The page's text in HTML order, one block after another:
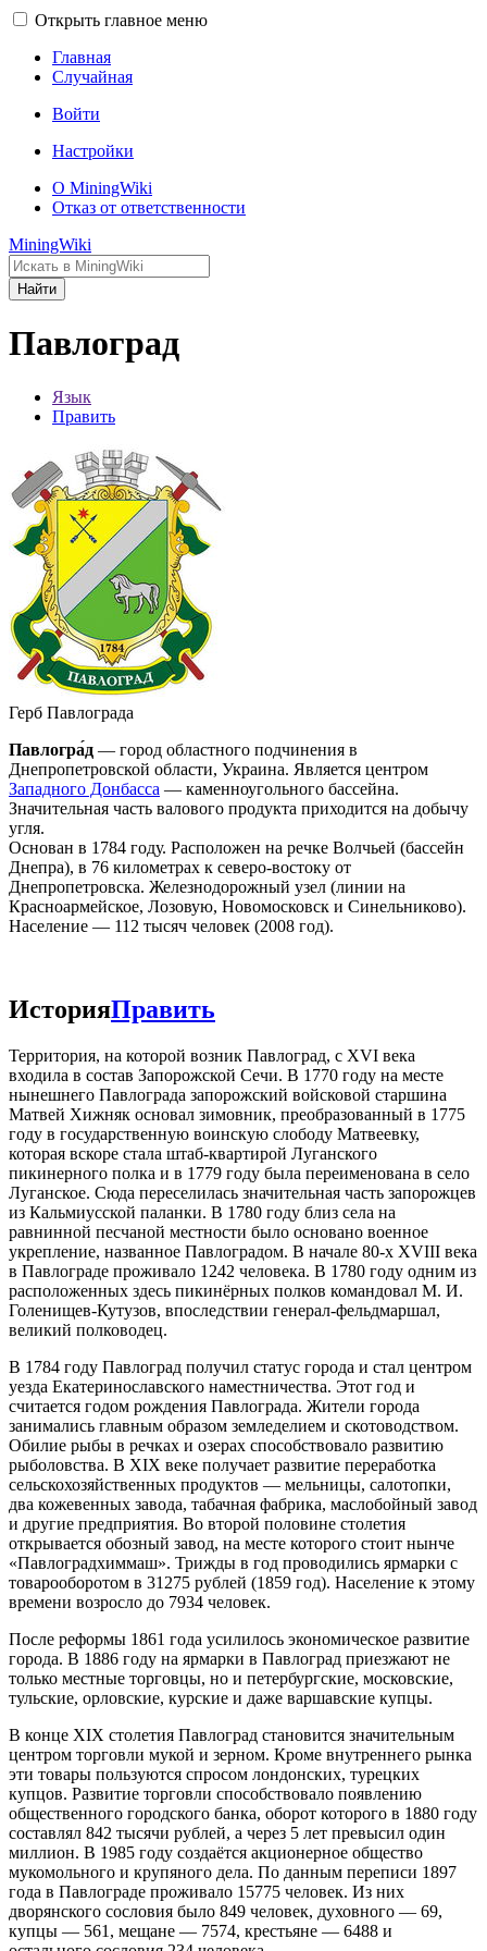
Открыть главное меню
Главная
Случайная
Войти
Настройки
О MiningWiki
Отказ от ответственности
MiningWiki
Найти
Павлоград
Язык
Править
Герб Павлограда
Павлогра́д — город областного подчинения в
Днепропетровской области, Украина. Является центром
Западного Донбасса — каменноугольного бассейна.
Значительная часть валового продукта приходится на добычу
угля.
Основан в 1784 году. Расположен на речке Волчьей (бассейн
Днепра), в 76 километрах к северо-востоку от
Днепропетровска. Железнодорожный узел (линии на
Красноармейское, Лозовую, Новомосковск и Синельниково).
Население — 112 тысяч человек (2008 год).
ИсторияПравить
Территория, на которой возник Павлоград, с XVI века
входила в состав Запорожской Сечи. В 1770 году на месте
нынешнего Павлограда запорожский войсковой старшина
Матвей Хижняк основал зимовник, преобразованный в 1775
году в государственную воинскую слободу Матвеевку,
которая вскоре стала штаб-квартирой Луганского
пикинерного полка и в 1779 году была переименована в село
Луганское. Сюда переселилась значительная часть запорожцев
из Кальмиусской паланки. В 1780 году близ села на
равнинной песчаной местности было основано военное
укрепление, названное Павлоградом. В начале 80-х XVIII века
в Павлограде проживало 1242 человека. В 1780 году одним из
расположенных здесь пикинёрных полков командовал М. И.
Голенищев-Кутузов, впоследствии генерал-фельдмаршал,
великий полководец.
В 1784 году Павлоград получил статус города и стал центром
уезда Екатеринославского наместничества. Этот год и
считается годом рождения Павлограда. Жители города
занимались главным образом земледелием и скотоводством.
Обилие рыбы в речках и озерах способствовало развитию
рыболовства. В XIX веке получает развитие переработка
сельскохозяйственных продуктов — мельницы, салотопки,
два кожевенных завода, табачная фабрика, маслобойный завод
и другие предприятия. Во второй половине столетия
открывается обозный завод, на месте которого стоит нынче
«Павлоградхиммаш». Трижды в год проводились ярмарки с
товарооборотом в 31275 рублей (1859 год). Население к этому
времени возросло до 7934 человек.
После реформы 1861 года усилилось экономическое развитие
города. В 1886 году на ярмарки в Павлоград приезжают не
только местные торговцы, но и петербургские, московские,
тульские, орловские, курские и даже варшавские купцы.
В конце XIX столетия Павлоград становится значительным
центром торговли мукой и зерном. Кроме внутреннего рынка
эти товары пользуются спросом лондонских, турецких
купцов. Развитие торговли способствовало появлению
общественного городского банка, оборот которого в 1880 году
составлял 842 тысячи рублей, а через 5 лет превысил один
миллион. В 1985 году создаётся акционерное общество
мукомольного и крупяного дела. По данным переписи 1897
года в Павлограде проживало 15775 человек. Из них
дворянского сословия было 849 человек, духовного — 69,
купцы — 561, мещане — 7574, крестьяне — 6488 и